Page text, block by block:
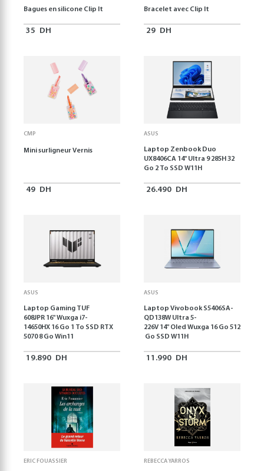
Bagues en silicone Clip It
35 DH
Bracelet avec Clip It
29 DH
CMP
Mini surligneur Vernis
49 DH
ASUS
Laptop Zenbook Duo
UX8406CA 14'' Ultra 9 285H 32
Go 2 To SSD W11H
26.490 DH
ASUS
Laptop Gaming TUF
608JPR 16'' Wuxga i7-
14650HX 16 Go 1 To SSD RTX
5070 8 Go Win11
19.890 DH
ASUS
Laptop Vivobook S5406SA-
QD138W Ultra 5-
226V 14" Oled Wuxga 16 Go 512
Go SSD W11H
11.990 DH
ERIC FOUASSIER REBECCA YARROS